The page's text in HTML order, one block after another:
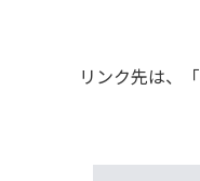
リンク先は、